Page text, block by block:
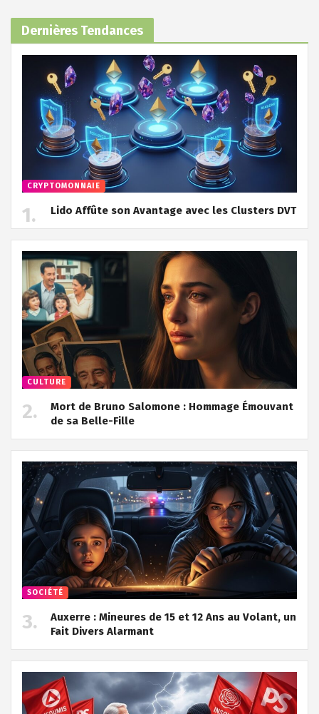
Dernières Tendances
CRYPTOMONNAIE
Lido Affûte son Avantage avec les Clusters DVT
CULTURE
Mort de Bruno Salomone : Hommage Émouvant
de sa Belle-Fille
SOCIÉTÉ
Auxerre : Mineures de 15 et 12 Ans au Volant, un
Fait Divers Alarmant